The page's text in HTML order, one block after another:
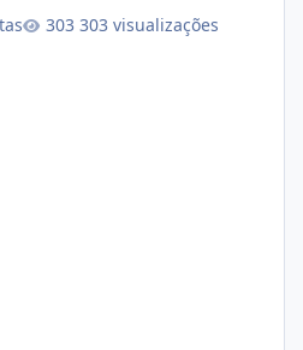
circulação e comercialização
303 visualizações